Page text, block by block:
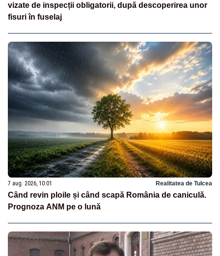
vizate de inspecții obligatorii, după descoperirea unor
fisuri în fuselaj
7 aug. 2026, 10:01 Realitatea de Tulcea
Când revin ploile și când scapă România de caniculă.
Prognoza ANM pe o lună